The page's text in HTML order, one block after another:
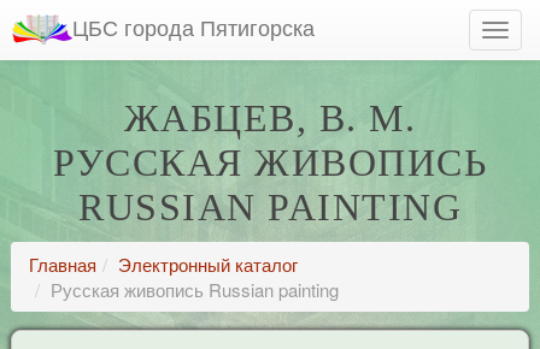
ЦБС города Пятигорска
ЖАБЦЕВ, В. М.
РУССКАЯ ЖИВОПИСЬ
RUSSIAN PAINTING
Главная
Электронный каталог
Русская живопись Russian painting